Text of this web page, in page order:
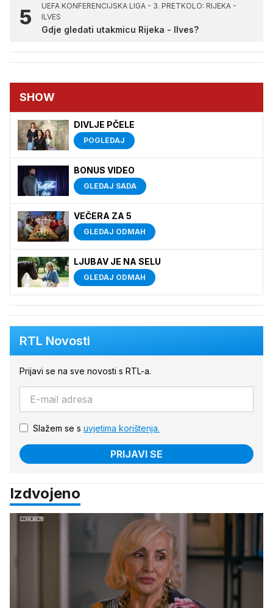
UEFA KONFERENCIJSKA LIGA - 3. PRETKOLO: RIJEKA -
ILVES
Gdje gledati utakmicu Rijeka - Ilves?
SHOW
DIVLJE PČELE
POGLEDAJ
BONUS VIDEO
GLEDAJ SADA
VEČERA ZA 5
GLEDAJ ODMAH
LJUBAV JE NA SELU
GLEDAJ ODMAH
RTL Novosti
Prijavi se na sve novosti s RTL-a.
Slažem se s uvjetima korištenja.
PRIJAVI SE
Izdvojeno